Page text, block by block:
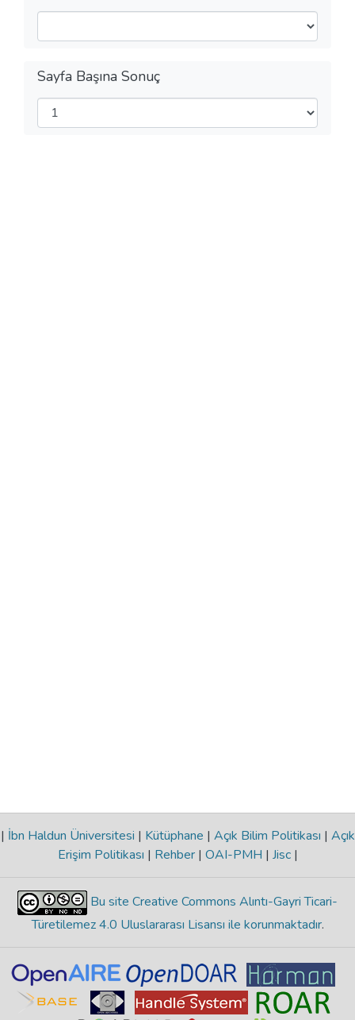
Sayfa Başına Sonuç
| İbn Haldun Üniversitesi | Kütüphane | Açık Bilim Politikası | Açık
Erişim Politikası | Rehber | OAI-PMH | Jisc |
Bu site Creative Commons Alıntı-Gayri Ticari-
Türetilemez 4.0 Uluslararası Lisansı ile korunmaktadır.